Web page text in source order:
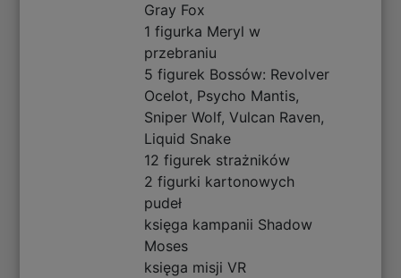
Gray Fox
1 figurka Meryl w
przebraniu
5 figurek Bossów: Revolver
Ocelot, Psycho Mantis,
Sniper Wolf, Vulcan Raven,
Liquid Snake
12 figurek strażników
2 figurki kartonowych
pudeł
księga kampanii Shadow
Moses
księga misji VR